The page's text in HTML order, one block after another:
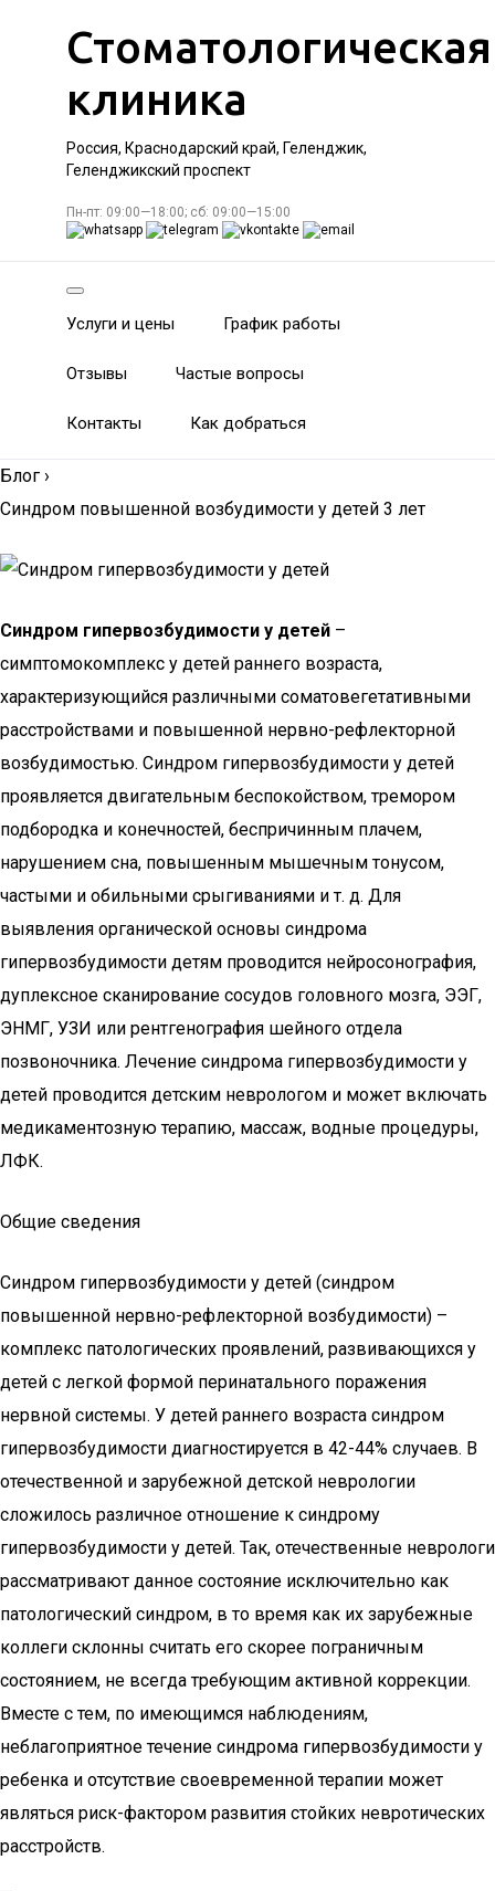
Стоматологическая
клиника
Россия, Краснодарский край, Геленджик,
Геленджикский проспект
Пн-пт: 09:00—18:00; сб: 09:00—15:00
Услуги и цены График работы
Отзывы Частые вопросы
Контакты Как добраться
Блог ›
Синдром повышенной возбудимости у детей 3 лет
Синдром гипервозбудимости у детей –
симптомокомплекс у детей раннего возраста,
характеризующийся различными соматовегетативными
расстройствами и повышенной нервно-рефлекторной
возбудимостью. Синдром гипервозбудимости у детей
проявляется двигательным беспокойством, тремором
подбородка и конечностей, беспричинным плачем,
нарушением сна, повышенным мышечным тонусом,
частыми и обильными срыгиваниями и т. д. Для
выявления органической основы синдрома
гипервозбудимости детям проводится нейросонография,
дуплексное сканирование сосудов головного мозга, ЭЭГ,
ЭНМГ, УЗИ или рентгенография шейного отдела
позвоночника. Лечение синдрома гипервозбудимости у
детей проводится детским неврологом и может включать
медикаментозную терапию, массаж, водные процедуры,
ЛФК.
Общие сведения
Синдром гипервозбудимости у детей (синдром
повышенной нервно-рефлекторной возбудимости) –
комплекс патологических проявлений, развивающихся у
детей с легкой формой перинатального поражения
нервной системы. У детей раннего возраста синдром
гипервозбудимости диагностируется в 42-44% случаев. В
отечественной и зарубежной детской неврологии
сложилось различное отношение к синдрому
гипервозбудимости у детей. Так, отечественные неврологи
рассматривают данное состояние исключительно как
патологический синдром, в то время как их зарубежные
коллеги склонны считать его скорее пограничным
состоянием, не всегда требующим активной коррекции.
Вместе с тем, по имеющимся наблюдениям,
неблагоприятное течение синдрома гипервозбудимости у
ребенка и отсутствие своевременной терапии может
являться риск-фактором развития стойких невротических
расстройств.